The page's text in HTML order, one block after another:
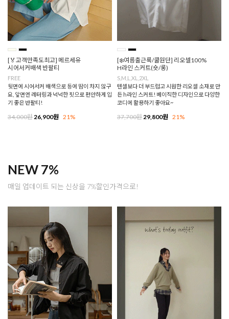
[🏅고객만족도최고] 메르세유
시어서커배색 반팔티
FREE
뒷면에 시어서커 배색으로 등에 땀이 차지 않구
요, 앞면엔 레터링과 넉넉한 핏으로 편안하게 입
기 좋은 반팔티!
34,000원26,900원 21%
[❄️여름출근룩/쿨원단] 리오셀100%
H라인 스커트(숏/롱)
S,M,L,XL,2XL
텐셀보다 더 부드럽고 시원한 리오셀 소재로 만
든 h라인 스커트! 베이직한 디자인으로 다양한
코디에 활용하기 좋아요~
37,700원29,800원 21%
NEW 7%
매일 업데이트 되는 신상을 7%할인가격으로!